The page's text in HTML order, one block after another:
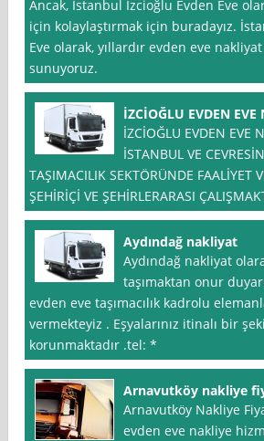
Ancak, İstanbul Izcioğlu Evden Eve
için kolaylaştırmak için buradayız.
Eve olarak, yıllardır evden eve
sunuyoruz.
İZCİOĞLU EVDEN EVE
İZCİOĞLU EVDEN EVE
İSTANBUL VE
TAŞIMACILIK SEKTÖRÜNDE FAALİYET
ŞEHİRİÇİ VE ŞEHİRLERARASI
Aydındağ nakliyat
Aydındağ nakliyat
taşımaktan onur
evden eve taşımacılık kadrolu
vermekteyiz . Eşyalarınız itinalı bir
korunmaktadır .tel: *
Arnavutköy nakliye
Arnavutköy Nakliye
evden eve nakliye